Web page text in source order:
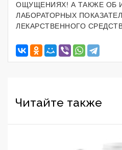
ОЩУЩЕНИЯХ! А ТАКЖЕ ОБ
ЛАБОРАТОРНЫХ
ЛЕКАРСТВЕННОГО
Читайте также